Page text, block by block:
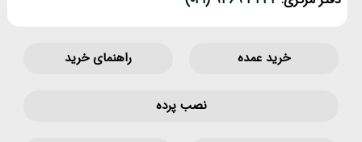
خرید عمده راهنمای خرید
نصب پرده